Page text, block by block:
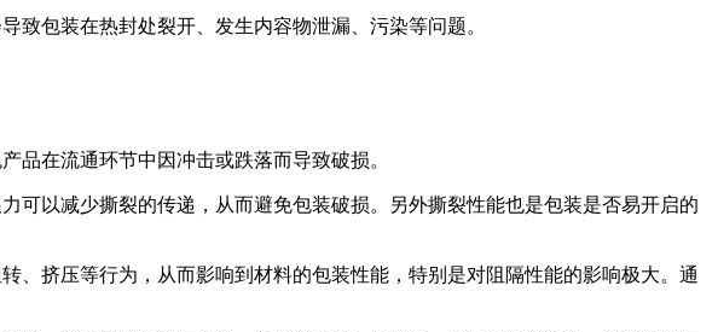
致包装在热封处裂开、发生内容物泄漏、污染等问题。
品在流通环节中因冲击或跌落而导致破损。
可以减少撕裂的传递，从而避免包装破损。另外撕裂性能也是包装是否易开启的
、挤压等行为，从而影响到材料的包装性能，特别是对阻隔性能的影响极大。通